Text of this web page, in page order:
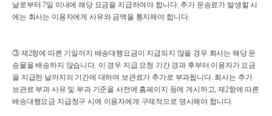
날로부터 7일 이내에 해당 요금을 지급하여야 합니다. 추가 운송료가 발생할 시
에는 회사는 이용자에게 사유와 금액을 통지해야 합니다.
③ 제2항에 따른 기일까지 배송대행요금이 지급되지 않을 경우 회사는 해당 운
송물을 배송하지 않습니다. 이 경우 지급 요청 기간 경과 후부터 이용자가 요금
을 지급한 날까지의 기간에 대하여 보관료가 추가로 부과됩니다. 회사는 추가
보관료 부과 사유 및 부과 기준을 사전에 홈페이지 등에 게시하고, 제2항에 따른
배송대행요금 지급청구 시에 이용자에게 구체적으로 명시해야 합니다.